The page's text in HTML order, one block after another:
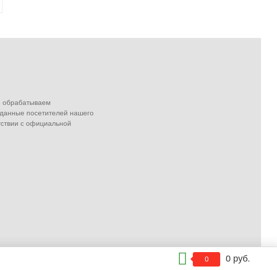
посетителей нашего
с официальной
0 0 руб.